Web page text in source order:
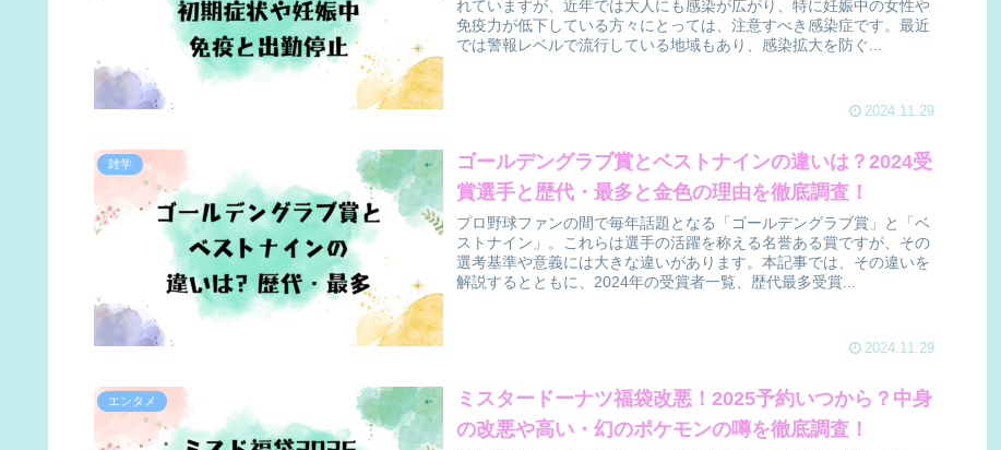
れていますが、近年では大人にも感染が広がり、特に妊娠中の女性や
免疫力が低下している方々にとっては、注意すべき感染症です。最近
では警報レベルで流行している地域もあり、感染拡大を防ぐ...
2024.11.29
雑学
ゴールデングラブ賞とベストナインの違いは？2024受
賞選手と歴代・最多と金色の理由を徹底調査！
プロ野球ファンの間で毎年話題となる「ゴールデングラブ賞」と「ベ
ストナイン」。これらは選手の活躍を称える名誉ある賞ですが、その
選考基準や意義には大きな違いがあります。本記事では、その違いを
解説するとともに、2024年の受賞者一覧、歴代最多受賞...
2024.11.29
エンタメ
ミスタードーナツ福袋改悪！2025予約いつから？中身
の改悪や高い・幻のポケモンの噂を徹底調査！